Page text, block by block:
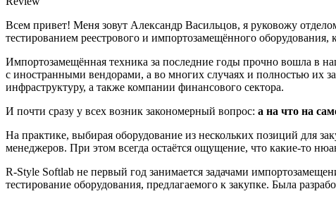
Всем привет! Меня зовут Александр Васильцов, я руковожу
тестированием реестрового и импортозамещённого оборудования,
Импортозамещённая техника за последние годы прочно вошла в
с иностранными вендорами, а во многих случаях и полностью их
инфраструктуру, а также компании финансового сектора.
И почти сразу у всех возник закономерный вопрос: а на что на
На практике, выбирая оборудование из нескольких позиций для
менеджеров. При этом всегда остаётся ощущение, что какие‑то
R‑Style Softlab не первый год занимается задачами
тестирование оборудования, предлагаемого к закупке. Была